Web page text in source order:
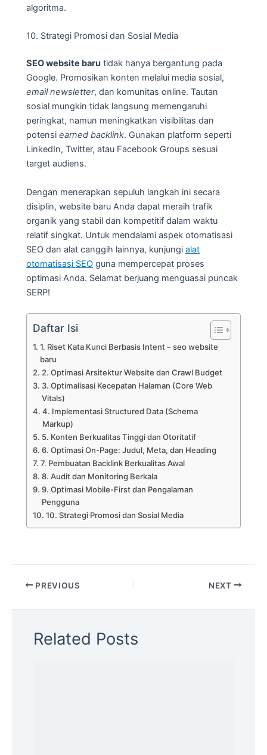
algoritma.
10. Strategi Promosi dan Sosial Media
SEO website baru tidak hanya bergantung pada
Google. Promosikan konten melalui media sosial,
email newsletter, dan komunitas online. Tautan
sosial mungkin tidak langsung memengaruhi
peringkat, namun meningkatkan visibilitas dan
potensi earned backlink. Gunakan platform seperti
LinkedIn, Twitter, atau Facebook Groups sesuai
target audiens.
Dengan menerapkan sepuluh langkah ini secara
disiplin, website baru Anda dapat meraih trafik
organik yang stabil dan kompetitif dalam waktu
relatif singkat. Untuk mendalami aspek otomatisasi
SEO dan alat canggih lainnya, kunjungi alat
otomatisasi SEO guna mempercepat proses
optimasi Anda. Selamat berjuang menguasai puncak
SERP!
Daftar Isi
1. Riset Kata Kunci Berbasis Intent – seo website
baru
2. Optimasi Arsitektur Website dan Crawl Budget
3. Optimalisasi Kecepatan Halaman (Core Web
Vitals)
4. Implementasi Structured Data (Schema
Markup)
5. Konten Berkualitas Tinggi dan Otoritatif
6. Optimasi On-Page: Judul, Meta, dan Heading
7. Pembuatan Backlink Berkualitas Awal
8. Audit dan Monitoring Berkala
9. Optimasi Mobile-First dan Pengalaman
Pengguna
10. Strategi Promosi dan Sosial Media
PREVIOUS NEXT
Related Posts